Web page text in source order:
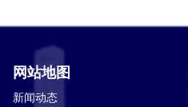
网站地图
新闻动态